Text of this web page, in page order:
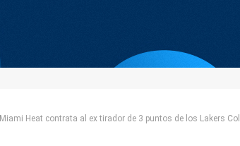
Miami Heat contrata al ex tirador de 3 puntos de los Lakers